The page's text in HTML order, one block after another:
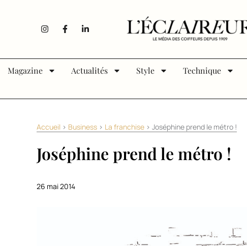
I
n
a
F
a
b
f
L
i
e
i
i
Magazine Actualités Style Technique
Accueil > Business > La franchise > Joséphine prend le métro !
Joséphine prend le métro !
26 mai 2014